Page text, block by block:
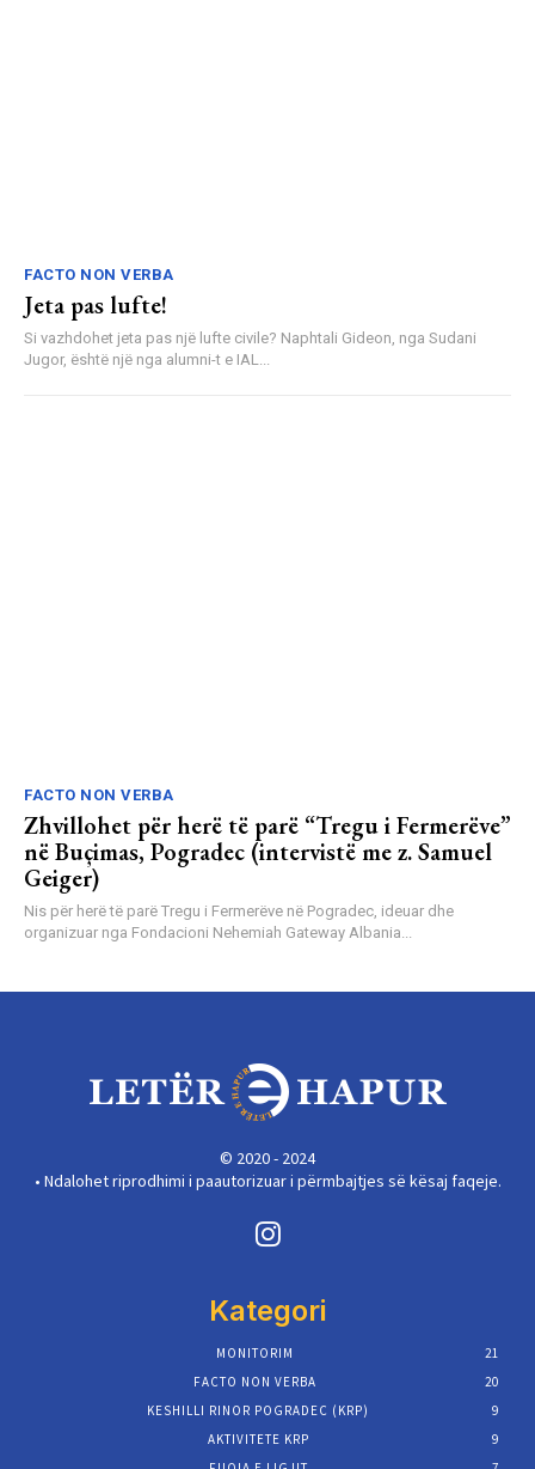
FACTO NON VERBA
Jeta pas lufte!
Si vazhdohet jeta pas një lufte civile? Naphtali Gideon, nga Sudani
Jugor, është një nga alumni-t e IAL...
FACTO NON VERBA
Zhvillohet për herë të parë “Tregu i Fermerëve”
në Buçimas, Pogradec (intervistë me z. Samuel
Geiger)
Nis për herë të parë Tregu i Fermerëve në Pogradec, ideuar dhe
organizuar nga Fondacioni Nehemiah Gateway Albania...
© 2020 - 2024
• Ndalohet riprodhimi i paautorizuar i përmbajtjes së kësaj faqeje.
Kategori
MONITORIM
21
FACTO NON VERBA
20
KESHILLI RINOR POGRADEC (KRP)
9
AKTIVITETE KRP
9